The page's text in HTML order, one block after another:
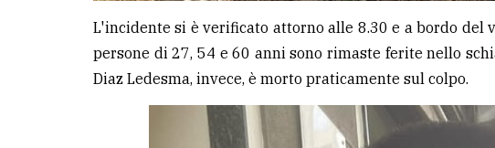
L'incidente si è verificato attorno alle 8.30 e a bordo del
persone di 27, 54 e 60 anni sono rimaste ferite nello
Diaz Ledesma, invece, è morto praticamente sul colpo.